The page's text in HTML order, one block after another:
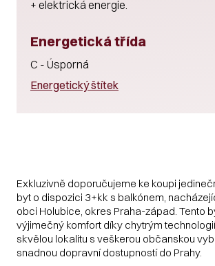
+ elektrická energie.
Energetická třída
C - Úsporná
Energetický štítek
Exkluzivně doporučujeme ke koupi
byt o dispozici 3+kk s balkónem,
obci Holubice, okres Praha-západ. Tento
výjimečný komfort díky chytrým
skvělou lokalitu s veškerou občanskou
snadnou dopravní dostupností do Prahy.